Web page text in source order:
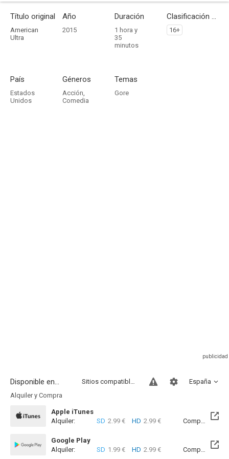
Título original
American
Ultra
Año
2015
Duración
1 hora y
35
minutos
Clasificación por edades
16+
País
Estados
Unidos
Géneros
Acción,
Comedia
Temas
Gore
Disponible en... España
Sitios compatibles
Alquiler y Compra
Apple iTunes
Alquiler:
SD 2.99 € HD 2.99 € Compra: SD
Google Play
Alquiler:
SD 1.99 € HD 2.99 € Compra: SD